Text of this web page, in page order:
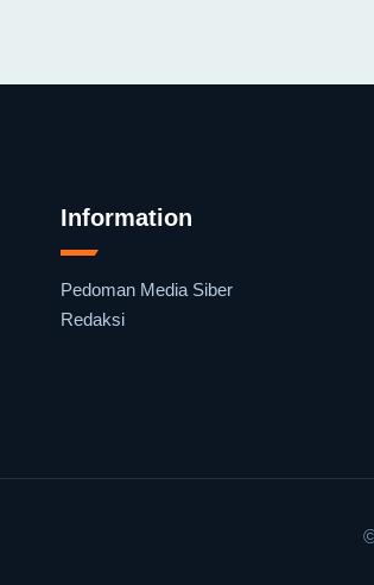
Information
Pedoman Media Siber
Redaksi